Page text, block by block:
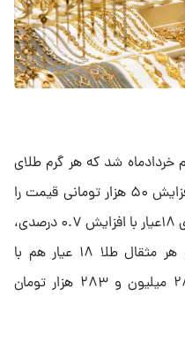
خردادماه شد که هر گرم طلای
۱۸عیار در طول ۲۴ ساعت گذشته افزایش ۵۰ هزار تومانی قیمت را
تجربه کرد. به این ترتیب، هر گرم طلای ۱۸عیار با افزایش ۰.۷ درصدی،
۶ میلیون و ۵۳۱ هزار تومان شد. هر مثقال طلا ۱۸ عیار هم با
افزایش ۲۰۰ هزار تومانی به نرخ ۲۸ میلیون و ۲۸۳ هزار تومان